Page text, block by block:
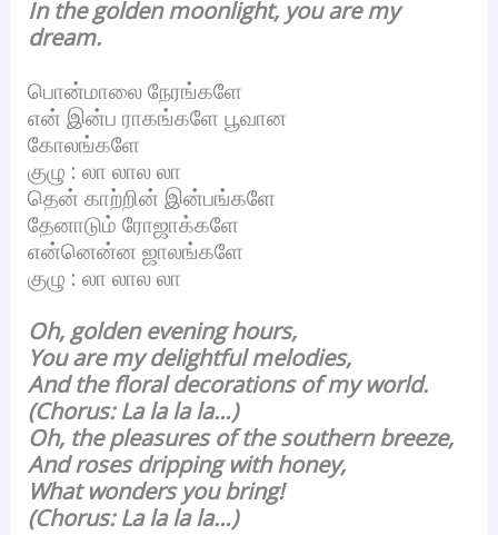
In the golden moonlight, you are my
dream.
பொன்மாலை நேரங்களே
என் இன்ப ராகங்களே பூவான
கோலங்களே
குழு : லா லால லா
தென் காற்றின் இன்பங்களே
தேனாடும் ரோஜாக்களே
என்னென்ன ஜாலங்களே
குழு : லா லால லா
Oh, golden evening hours,
You are my delightful melodies,
And the floral decorations of my world.
(Chorus: La la la la…)
Oh, the pleasures of the southern breeze,
And roses dripping with honey,
What wonders you bring!
(Chorus: La la la la…)